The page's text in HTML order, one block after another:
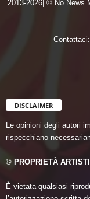
2013-2026| © No News
Contattaci:
DISCLAIMER
Le opinioni degli autori
rispecchiano
© PROPRIETÀ
È vietata qualsiasi